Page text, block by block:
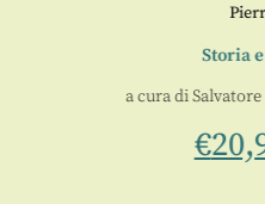
Storia
a cura diSalvatore
€